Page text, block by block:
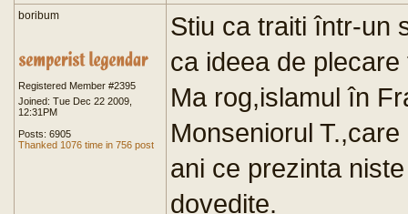
boribum
Registered Member #2395
Joined: Tue Dec 22 2009,
12:31PM
Posts: 6905
Thanked 1076 time in 756 post
Stiu ca traiti într-un
ca ideea de
Ma rog,islamul în
Monseniorul
ani ce prezinta
dovedite.